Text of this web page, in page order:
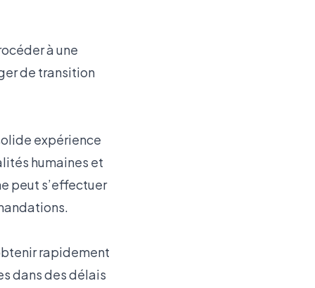
à une
de transition
expérience
humaines et
peut s’effectuer
rapidement
dans des délais